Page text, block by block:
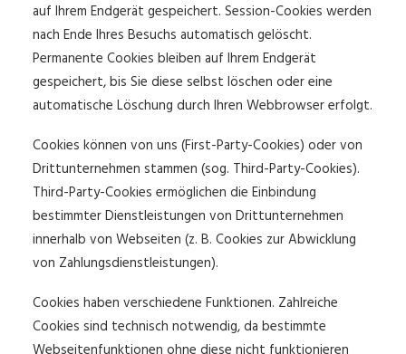
auf Ihrem Endgerät gespeichert. Session-Cookies werden
nach Ende Ihres Besuchs automatisch gelöscht.
Permanente Cookies bleiben auf Ihrem Endgerät
gespeichert, bis Sie diese selbst löschen oder eine
automatische Löschung durch Ihren Webbrowser erfolgt.
Cookies können von uns (First-Party-Cookies) oder von
Drittunternehmen stammen (sog. Third-Party-Cookies).
Third-Party-Cookies ermöglichen die Einbindung
bestimmter Dienstleistungen von Drittunternehmen
innerhalb von Webseiten (z. B. Cookies zur Abwicklung
von Zahlungsdienstleistungen).
Cookies haben verschiedene Funktionen. Zahlreiche
Cookies sind technisch notwendig, da bestimmte